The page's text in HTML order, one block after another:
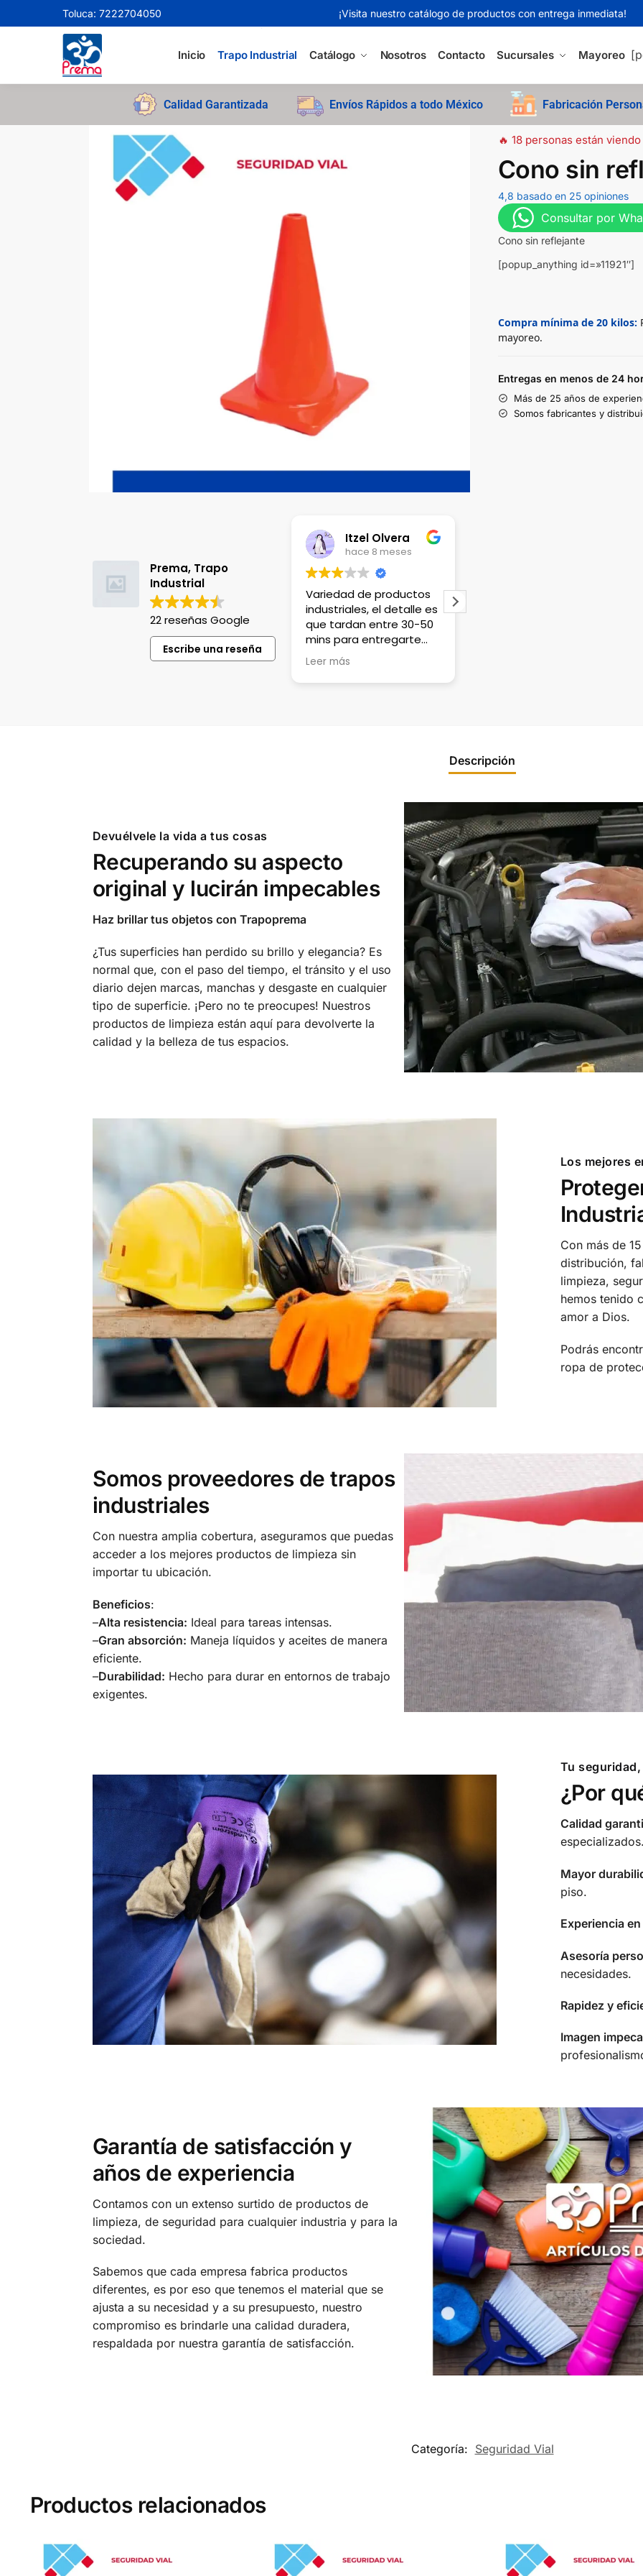
Toluca: 7222704050 ¡Visita nuestro catálogo de productos con entrega inmediata!
Inicio Trapo Industrial Catálogo Nosotros Contacto Sucursales Mayoreo
Search
Calidad Garantizada Envíos Rápidos a todo México Fabricación
Prema, Trapo
Industrial
22 reseñas Google
Escribe una reseña
Variedad de productos
industriales, el detalle es
que tardan entre 30-50
mins para entregarte
tus productos.
Leer más
Lili Lopez
hace 1 año
Venden productos que
no en cualquier lado
encuentras, el único
detalle es que no hay
porque hay estradas
🔥 18 personas están
Cono sin
4,8 basado en 25 opiniones
Consultar por
Cono sin reflejante
[popup_anything id=»11921″]
Compra mínima de 20 kilos:
mayoreo.
Entregas en menos de 24
Más de 25 años de
Somos fabricantes y
Descripción
Devuélvele la vida a tus cosas
Recuperando su aspecto
original y lucirán impecables
Haz brillar tus objetos con Trapoprema
¿Tus superficies han perdido su brillo y elegancia? Es
normal que, con el paso del tiempo, el tránsito y el uso
diario dejen marcas, manchas y desgaste en cualquier
tipo de superficie. ¡Pero no te preocupes! Nuestros
productos de limpieza están aquí para devolverte la
calidad y la belleza de tus espacios.
Los mejores
Con más de
distribución,
limpieza,
hemos tenido
amor a Dios.
Podrás
ropa de
Somos proveedores de trapos
industriales
Con nuestra amplia cobertura, aseguramos que puedas
acceder a los mejores productos de limpieza sin
importar tu ubicación.
Beneficios:
–Alta resistencia: Ideal para tareas intensas.
–Gran absorción: Maneja líquidos y aceites de manera
eficiente.
–Durabilidad: Hecho para durar en entornos de trabajo
exigentes.
Tu
¿Por
Calidad
especializados.
Mayor
piso.
Experiencia
Asesoría
necesidades.
Rapidez y
Imagen
Garantía de satisfacción y
años de experiencia
Contamos con un extenso surtido de productos de
limpieza, de seguridad para cualquier industria y para la
sociedad.
Sabemos que cada empresa fabrica productos
diferentes, es por eso que tenemos el material que se
ajusta a su necesidad y a su presupuesto, nuestro
compromiso es brindarle una calidad duradera,
respaldada por nuestra garantía de satisfacción.
Categoría: Seguridad Vial
Productos relacionados